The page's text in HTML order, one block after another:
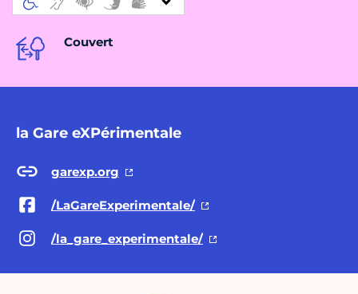
Couvert
la Gare eXPérimentale
garexp.org
/LaGareExperimentale/
/la_gare_experimentale/